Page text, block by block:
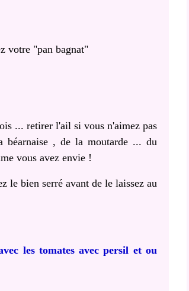
votre "pan bagnat"
... retirer l'ail si vous n'aimez pas
, de la moutarde ... du
vous avez envie !
le bien serré avant de le laissez au
les tomates avec persil et ou